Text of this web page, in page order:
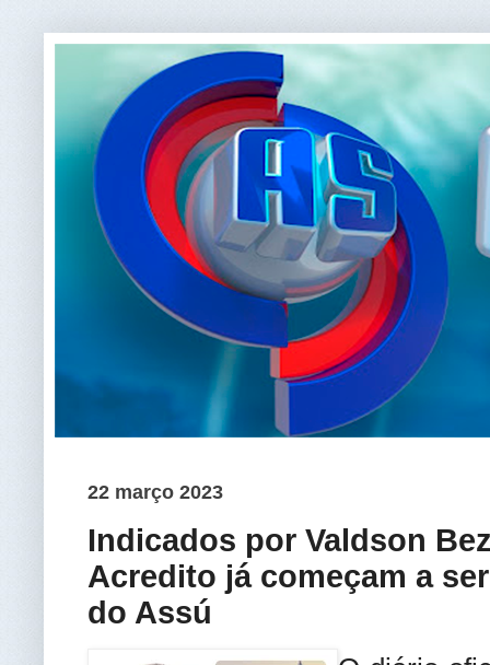
22 março 2023
Indicados por Valdson
Acredito já começam a
do Assú